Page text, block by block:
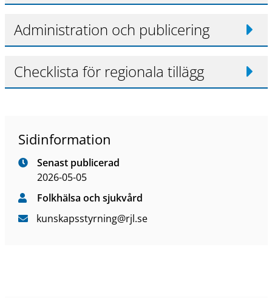
Administration och publicering
Checklista för regionala tillägg
Sidinformation
Senast publicerad
2026-05-05
Folkhälsa och sjukvård
kunskapsstyrning@rjl.se